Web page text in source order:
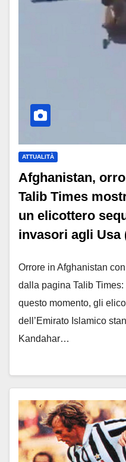
ATTUALITÀ
Afghanistan,
Talib Times
un elicottero
invasori agli Usa
Orrore in Afghanistan
dalla pagina Talib Times:
questo momento, gli
dell’Emirato Islamico
Kandahar…